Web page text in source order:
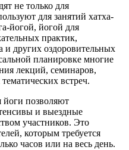
не только для
для занятий хатха-
йогой, йогой для
практик,
и других оздоровительных
планировке многие
лекций, семинаров,
встреч.
йоги позволяют
и выездные
участников. Это
которым требуется
часов или на весь день.